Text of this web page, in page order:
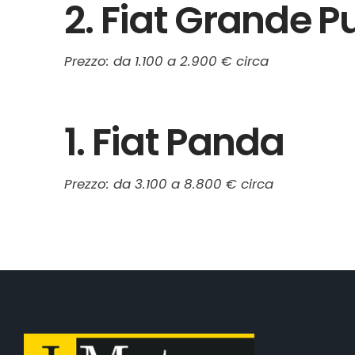
2. Fiat Grande
Prezzo: da 1.100 a 2.900 € circa
1. Fiat Panda
Prezzo: da 3.100 a 8.800 € circa